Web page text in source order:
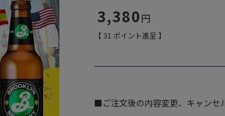
3,380
【 31 ポイント進呈 】
■ご注文後の内容変更、キャンセ